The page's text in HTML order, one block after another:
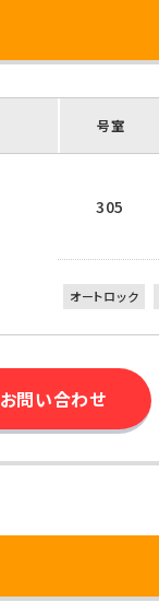
号室
305
オートロック
お問い合わせ